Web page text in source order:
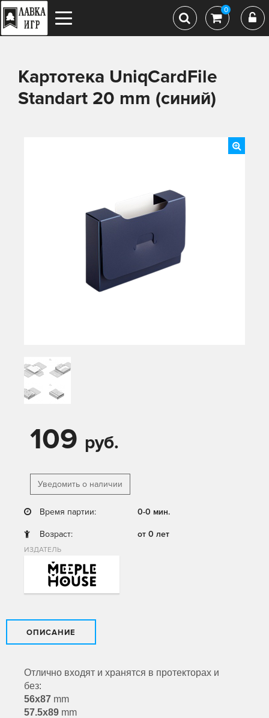
0
Картотека UniqCardFile
Standart 20 mm (синий)
109 руб.
Уведомить о наличии
Время партии: 0-0 мин.
Возраст: от 0 лет
ИЗДАТЕЛЬ
ОПИСАНИЕ
Отлично входят и хранятся в протекторах и
без:
56x87 mm
57.5x89 mm